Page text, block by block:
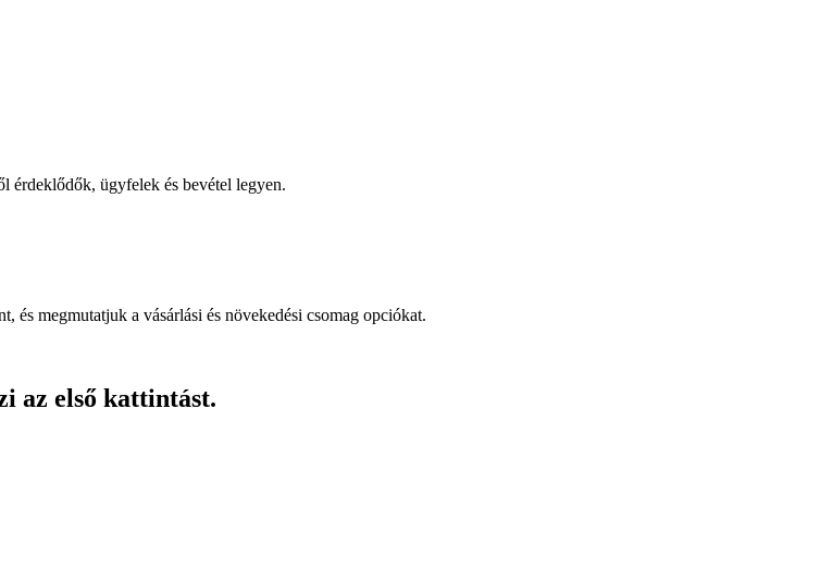
érdeklődők, ügyfelek és bevétel legyen.
és megmutatjuk a vásárlási és növekedési csomag opciókat.
az első kattintást.